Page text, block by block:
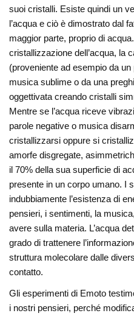
suoi cristalli. Esiste quindi un
l’acqua e ciò è dimostrato dal
maggior parte, proprio di
cristallizzazione dell’acqua, la
(proveniente ad esempio da
musica sublime o da una
oggettivata creando cristalli
Mentre se l’acqua riceve
parole negative o musica
cristallizzarsi oppure si
amorfe disgregate,
il 70% della sua superficie di
presente in un corpo umano. I
indubbiamente l’esistenza di
pensieri, i sentimenti, la
avere sulla materia. L’acqua
grado di trattenere
struttura molecolare dalle
contatto.
Gli esperimenti di Emoto
i nostri pensieri, perché